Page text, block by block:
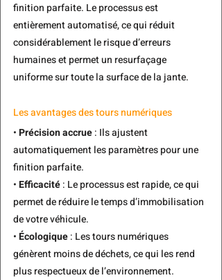
finition parfaite. Le processus est
entièrement automatisé, ce qui réduit
considérablement le risque d’erreurs
humaines et permet un resurfaçage
uniforme sur toute la surface de la jante.
Les avantages des tours numériques
• Précision accrue : Ils ajustent
automatiquement les paramètres pour une
finition parfaite.
• Efficacité : Le processus est rapide, ce qui
permet de réduire le temps d’immobilisation
de votre véhicule.
• Écologique : Les tours numériques
génèrent moins de déchets, ce qui les rend
plus respectueux de l’environnement.